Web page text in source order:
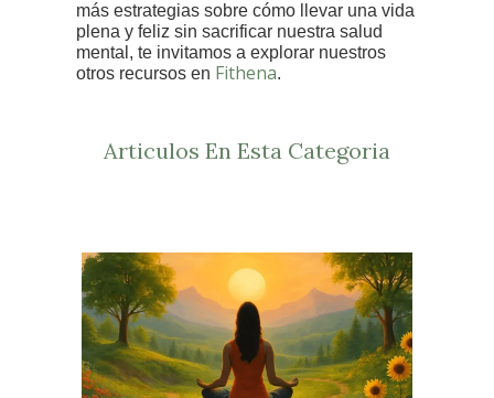
más estrategias sobre cómo llevar una vida
plena y feliz sin sacrificar nuestra salud
mental, te invitamos a explorar nuestros
otros recursos en Fithena.
Articulos En Esta Categoria